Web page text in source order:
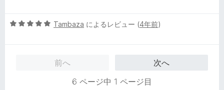
評
中
5
Tambaza によるレビュー (4年前)
前へ
次へ
6 ページ中 1 ページ目